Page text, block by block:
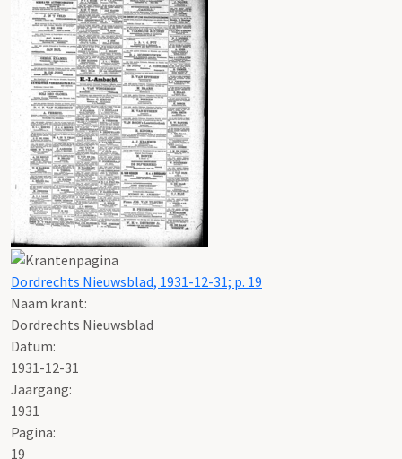
Dordrechts Nieuwsblad, 1931-12-31; p. 19
Naam krant:
Dordrechts Nieuwsblad
Datum:
1931-12-31
Jaargang:
1931
Pagina:
19